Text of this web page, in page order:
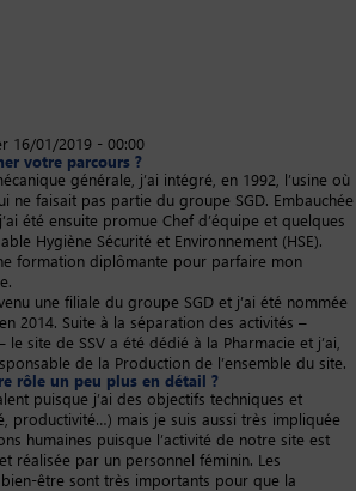
16/01/2019 - 00:00
votre parcours ?
générale, j’ai intégré, en 1992, l’usine où
ne faisait pas partie du groupe SGD. Embauchée
été ensuite promue Chef d’équipe et quelques
Hygiène Sécurité et Environnement (HSE).
formation diplômante pour parfaire mon
une filiale du groupe SGD et j’ai été nommée
en 2014. Suite à la séparation des activités –
le site de SSV a été dédié à la Pharmacie et j’ai,
de la Production de l’ensemble du site.
rôle un peu plus en détail ?
puisque j’ai des objectifs techniques et
productivité…) mais je suis aussi très impliquée
humaines puisque l’activité de notre site est
réalisée par un personnel féminin. Les
bien-être sont très importants pour que la